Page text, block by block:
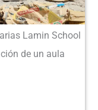
Lamin School
de un aula